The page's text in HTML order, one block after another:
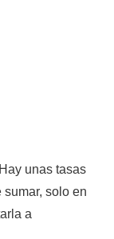
Hay unas tasas
solo en
a